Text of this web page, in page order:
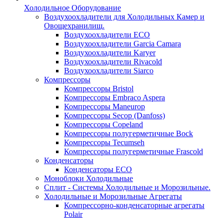
Холодильное Оборудование
Воздухоохладители для Холодильных Камер и
Овощехранилищ.
Воздухоохладители ECO
Воздухоохладители Garcia Camara
Воздухоохладители Karyer
Воздухоохладители Rivacold
Воздухоохладители Siarco
Компрессоры
Компрессоры Bristol
Компрессоры Embraco Aspera
Компрессоры Maneurop
Компрессоры Secop (Danfoss)
Компрессоры Copeland
Компрессоры полугерметичные Bock
Компрессоры Tecumseh
Компрессоры полугерметичные Frascold
Конденсаторы
Конденсаторы ECO
Моноблоки Холодильные
Сплит - Системы Холодильные и Морозильные.
Холодильные и Морозильные Агрегаты
Компрессорно-конденсаторные агрегаты
Polair